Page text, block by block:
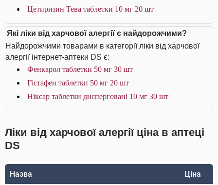
Цетиризин Тева таблетки 10 мг 20 шт
Які ліки від харчової алергії є найдорожчими?
Найдорожчими товарами в категорії ліки від харчової
алергії інтернет-аптеки DS є:
Фенкарол таблетки 50 мг 30 шт
Гістафен таблетки 50 мг 20 шт
Ніксар таблетки дисперговані 10 мг 30 шт
Ліки від харчової алергії ціна в аптеці
DS
Назва Ціна